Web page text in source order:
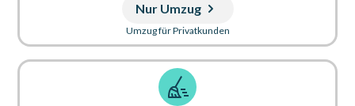
Nur Umzug
Umzug für Privatkunden